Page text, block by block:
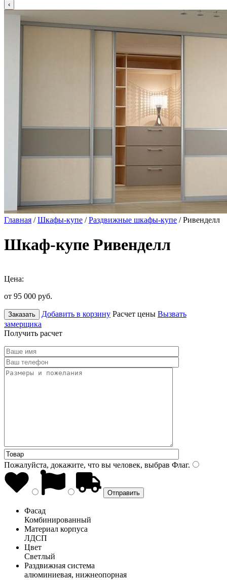
Главная /Шкафы-купе /Раздвижные шкафы-купе / Ривенделл
Шкаф-купе Ривенделл
Цена:
от 95 000 руб.
Заказать Добавить в корзину Расчет цены Вызвать
замерщика
Получить расчет
Пожалуйста, докажите, что вы человек, выбрав Флаг.
Фасад
Комбинированный
Материал корпуса
ЛДСП
Цвет
Светлый
Раздвижная система
алюминиевая, нижнеопорная